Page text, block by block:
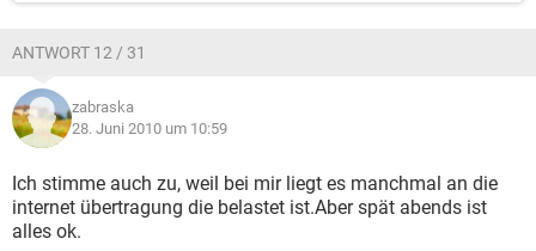
ANTWORT 12 / 31
zabraska
28. Juni 2010 um 10:59
Ich stimme auch zu, weil bei mir liegt es manchmal an die
internet übertragung die belastet ist.Aber spät abends ist
alles ok.